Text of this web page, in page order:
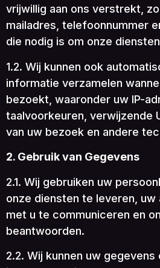
vrijwillig aan ons verstrekt,
mailadres, telefoonnummer
die nodig is om onze
1.2. Wij kunnen ook
informatie verzamelen
bezoekt, waaronder uw IP-
taalvoorkeuren, verwijzende
van uw bezoek en andere
2. Gebruik van Gegevens
2.1. Wij gebruiken uw
onze diensten te leveren, uw
met u te communiceren en
beantwoorden.
2.2. Wij kunnen uw